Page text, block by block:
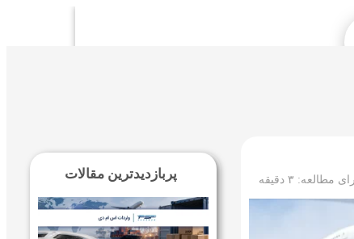
مطالعه: ۳ دقیقه پربازدیدترین مقالات